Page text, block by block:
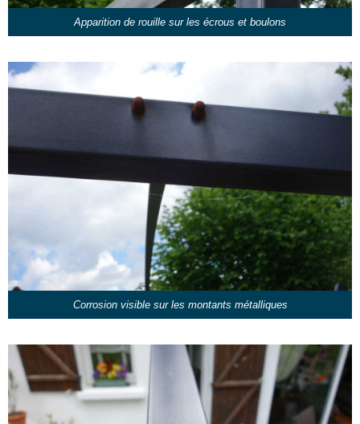
Apparition de rouille sur les écrous et boulons
Corrosion visible sur les montants métalliques